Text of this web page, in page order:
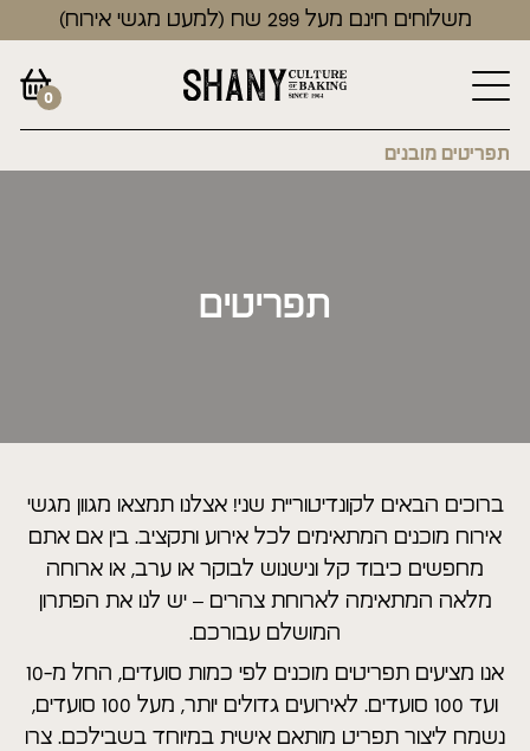
משלוחים חינם מעל 299 שח (למעט מגשי אירוח)
0
תפריטים מובנים
תפריטים
ברוכים הבאים לקונדיטוריית שני! אצלנו תמצאו מגוון מגשי
אירוח מוכנים המתאימים לכל אירוע ותקציב. בין אם אתם
מחפשים כיבוד קל ונישנוש לבוקר או ערב, או ארוחה
מלאה המתאימה לארוחת צהרים – יש לנו את הפתרון
המושלם עבורכם.
אנו מציעים תפריטים מוכנים לפי כמות סועדים, החל מ-10
ועד 100 סועדים. לאירועים גדולים יותר, מעל 100 סועדים,
נשמח ליצור תפריט מותאם אישית במיוחד בשבילכם. צרו